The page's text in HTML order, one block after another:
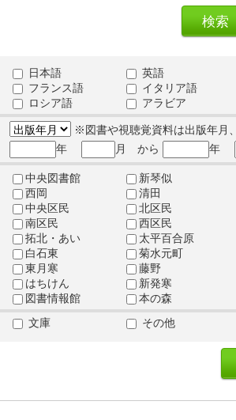
日本語
英語
フランス語
イタリア語
ロシア語
アラビア
※図書や視聴覚資料は出版年月
年
月 から 年
中央図書館
新琴似
西岡
清田
中央区民
北区民
南区民
西区民
拓北・あい
太平百合原
白石東
菊水元町
東月寒
藤野
はちけん
新発寒
図書情報館
本の森
文庫 その他